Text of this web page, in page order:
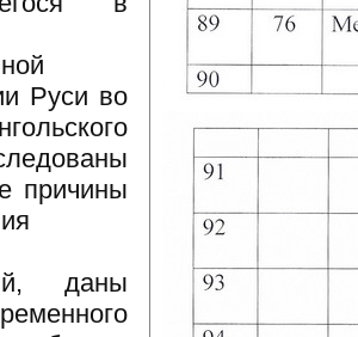
Руси во
причины
даны